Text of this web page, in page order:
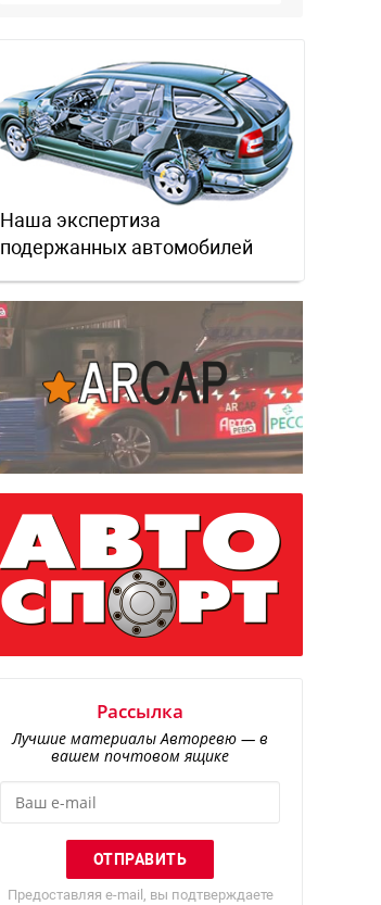
Наша экспертиза
подержанных автомобилей
Рассылка
Лучшие материалы Авторевю — в
вашем почтовом ящике
Предоставляя e-mail, вы подтверждаете